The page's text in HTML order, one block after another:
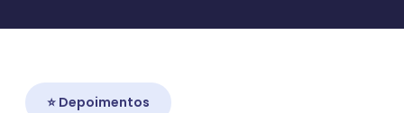
⭐ Depoimentos